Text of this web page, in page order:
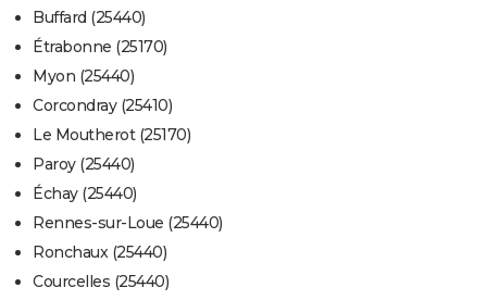
Buffard (25440)
Étrabonne (25170)
Myon (25440)
Corcondray (25410)
Le Moutherot (25170)
Paroy (25440)
Échay (25440)
Rennes-sur-Loue (25440)
Ronchaux (25440)
Courcelles (25440)